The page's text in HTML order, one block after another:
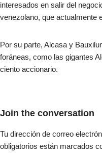
interesados en salir del
venezolano, que actualmente
Por su parte, Alcasa y
foráneas, como las gigantes
ciento accionario.
Join the conversation
Tu dirección de correo
obligatorios están marcados